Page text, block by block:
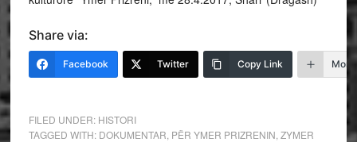
Share via:
Facebook Twitter Copy Link More
FILED UNDER: HISTORI
TAGGED WITH: DOKUMENTAR PËR YMER PRIZRENIN ZYMER